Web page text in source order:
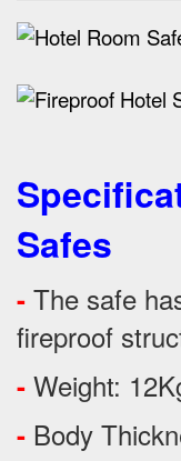
Safes
- The safe
fireproof
- Weight:
- Body